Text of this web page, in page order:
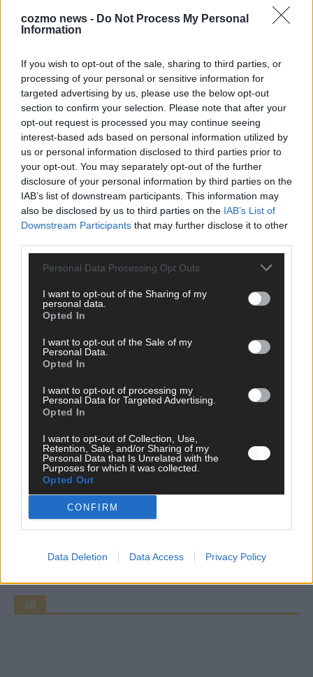
cozmo news - Do Not Process My Personal
Information
If you wish to opt-out of the sale, sharing to third parties, or
processing of your personal or sensitive information for
targeted advertising by us, please use the below opt-out
section to confirm your selection. Please note that after your
opt-out request is processed you may continue seeing
interest-based ads based on personal information utilized by
us or personal information disclosed to third parties prior to
your opt-out. You may separately opt-out of the further
disclosure of your personal information by third parties on the
IAB’s list of downstream participants. This information may
also be disclosed by us to third parties on the IAB’s List of
Downstream Participants that may further disclose it to other
Personal Data Processing Opt Outs
I want to opt-out of the Sharing of my
personal data.
Opted In
I want to opt-out of the Sale of my
Personal Data.
Opted In
I want to opt-out of processing my
Personal Data for Targeted Advertising.
Opted In
I want to opt-out of Collection, Use,
Retention, Sale, and/or Sharing of my
Personal Data that Is Unrelated with the
Purposes for which it was collected.
Opted Out
CONFIRM
Data Deletion Data Access Privacy Policy
sechs zittern, einer chancenlos!
Mai 2026
KOMMENTAR
Wer zahlt, steht im Finale – ist das beim ESC wirklich fair?
Mai 2026
Eurovision Song Contest 2026: Das erste Halbfinale – der
Abend in Bildern
Mai 2026
WERBE BEI UNS!
CHECK UNS AUF FACEBOOK
AD